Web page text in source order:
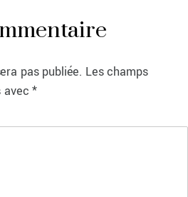
pas publiée. Les champs
avec*